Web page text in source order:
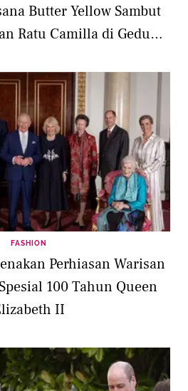
Butter Yellow Sambut
Ratu Camilla di Gedung
FASHION
Perhiasan Warisan
100 Tahun Queen
II